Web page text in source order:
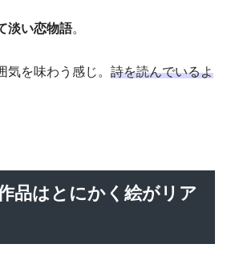
淡い恋物語。
気を味わう感じ。 詩を読んでいるよ
品はとにかく絵がリア